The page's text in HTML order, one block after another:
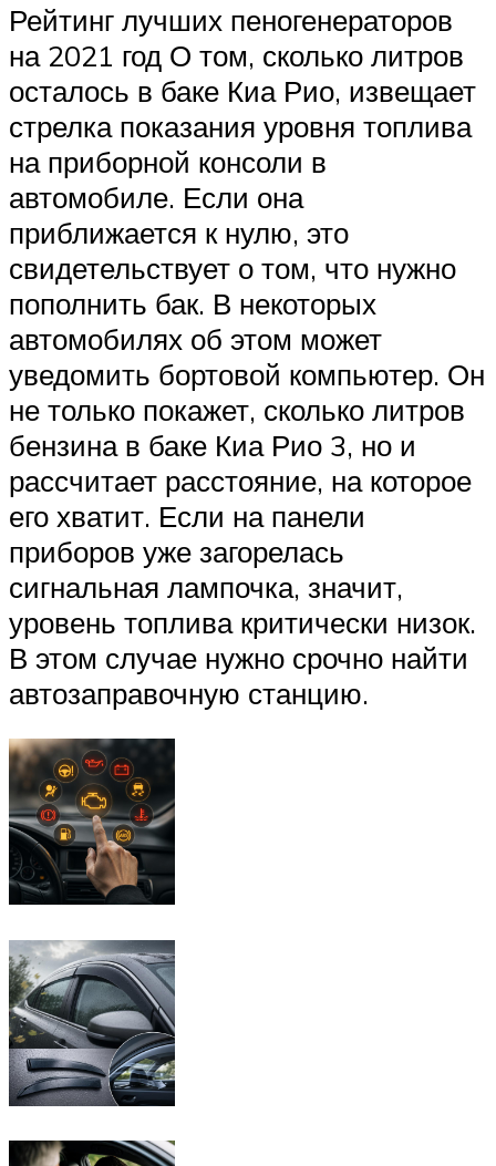
Рейтинг лучших пеногенераторов
на 2021 год О том, сколько литров
осталось в баке Киа Рио, извещает
стрелка показания уровня топлива
на приборной консоли в
автомобиле. Если она
приближается к нулю, это
свидетельствует о том, что нужно
пополнить бак. В некоторых
автомобилях об этом может
уведомить бортовой компьютер. Он
не только покажет, сколько литров
бензина в баке Киа Рио 3, но и
рассчитает расстояние, на которое
его хватит. Если на панели
приборов уже загорелась
сигнальная лампочка, значит,
уровень топлива критически низок.
В этом случае нужно срочно найти
автозаправочную станцию.